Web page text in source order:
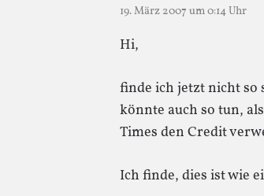
19. März 2007 um 0:14 Uhr
Hi,
finde ich jetzt nicht so
könnte auch so tun,
Times den Credit
Ich finde, dies ist wie